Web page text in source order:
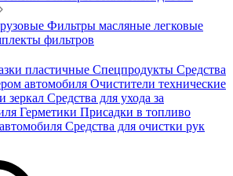
Фильтры масляные легковые
фильтров
пластичные Спецпродукты Средства
автомобиля Очистители технические
зеркал Средства для ухода за
Герметики Присадки в топливо
Средства для очистки рук